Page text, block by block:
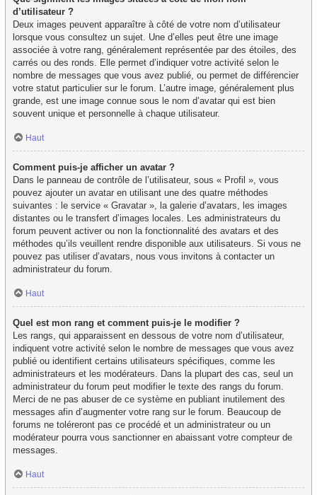
d’utilisateur ?
Deux images peuvent apparaître à côté de votre nom d’utilisateur
lorsque vous consultez un sujet. Une d’elles peut être une image
associée à votre rang, généralement représentée par des étoiles, des
carrés ou des ronds. Elle permet d’indiquer votre activité selon le
nombre de messages que vous avez publié, ou permet de différencier
votre statut particulier sur le forum. L’autre image, généralement plus
grande, est une image connue sous le nom d’avatar qui est bien
souvent unique et personnelle à chaque utilisateur.
Haut
Comment puis-je afficher un avatar ?
Dans le panneau de contrôle de l’utilisateur, sous « Profil », vous
pouvez ajouter un avatar en utilisant une des quatre méthodes
suivantes : le service « Gravatar », la galerie d’avatars, les images
distantes ou le transfert d’images locales. Les administrateurs du
forum peuvent activer ou non la fonctionnalité des avatars et des
méthodes qu’ils veuillent rendre disponible aux utilisateurs. Si vous ne
pouvez pas utiliser d’avatars, nous vous invitons à contacter un
administrateur du forum.
Haut
Quel est mon rang et comment puis-je le modifier ?
Les rangs, qui apparaissent en dessous de votre nom d’utilisateur,
indiquent votre activité selon le nombre de messages que vous avez
publié ou identifient certains utilisateurs spécifiques, comme les
administrateurs et les modérateurs. Dans la plupart des cas, seul un
administrateur du forum peut modifier le texte des rangs du forum.
Merci de ne pas abuser de ce système en publiant inutilement des
messages afin d’augmenter votre rang sur le forum. Beaucoup de
forums ne toléreront pas ce procédé et un administrateur ou un
modérateur pourra vous sanctionner en abaissant votre compteur de
messages.
Haut